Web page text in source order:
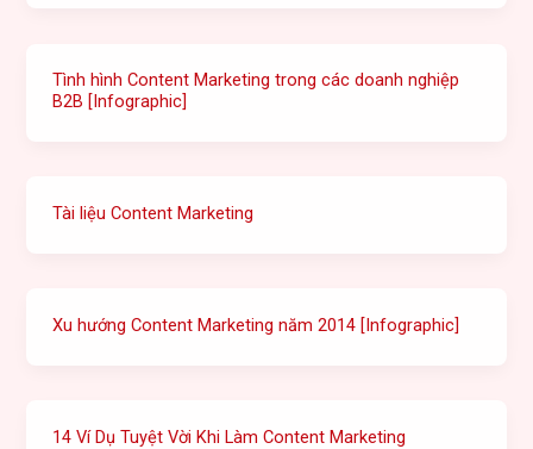
Tình hình Content Marketing trong các doanh nghiệp
B2B [Infographic]
Tài liệu Content Marketing
Xu hướng Content Marketing năm 2014 [Infographic]
14 Ví Dụ Tuyệt Vời Khi Làm Content Marketing